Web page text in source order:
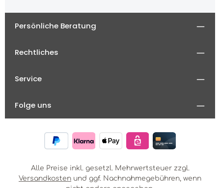
Persönliche Beratung
Rechtliches
Service
Folge uns
Alle Preise inkl. gesetzl. Mehrwertsteuer zzgl.
Versandkosten und ggf. Nachnahmegebühren, wenn